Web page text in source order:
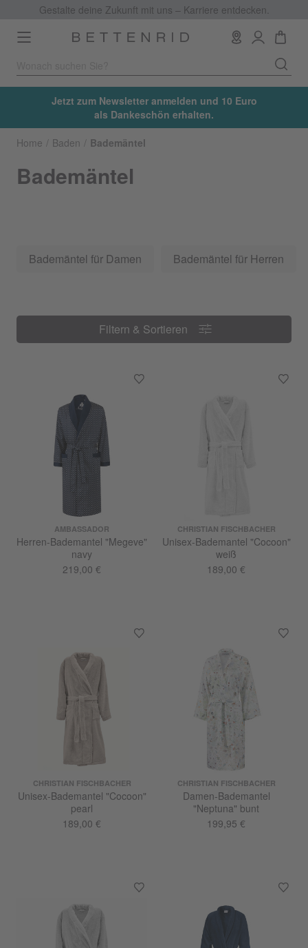
Gestalte deine Zukunft mit uns – Karriere entdecken.
Toggle
navigation
Jetzt zum Newsletter anmelden und 10 Euro
als Dankeschön erhalten.
Home Baden Bademäntel
Bademäntel
Bademäntel für Damen Bademäntel für Herren
Filtern & Sortieren
Filtern & Sortieren
AMBASSADOR
Herren-Bademantel "Megeve"
navy
219,00 €
CHRISTIAN FISCHBACHER
Unisex-Bademantel "Cocoon"
weiß
189,00 €
CHRISTIAN FISCHBACHER
Unisex-Bademantel "Cocoon"
pearl
189,00 €
CHRISTIAN FISCHBACHER
Damen-Bademantel
"Neptuna" bunt
199,95 €